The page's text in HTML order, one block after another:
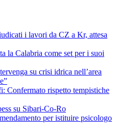
i lavori da CZ a Kr, attesa
la Calabria come set per i suoi
su crisi idrica nell’area
Confermato rispetto tempistiche
su Sibari-Co-Ro
per istituire psicologo